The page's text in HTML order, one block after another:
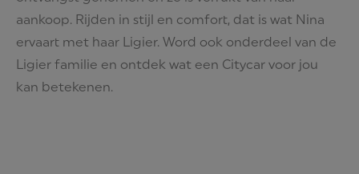
aankoop. Rijden in stijl en comfort, dat is wat Nina
ervaart met haar Ligier. Word ook onderdeel van de
Ligier familie en ontdek wat een Citycar voor jou
kan betekenen.